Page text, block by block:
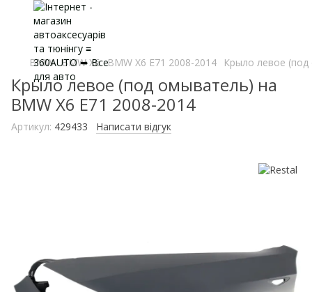
BMW BMW X6 BMW X6 E71 2008-2014 Крыло левое (под
Крыло левое (под омыватель) на
BMW X6 E71 2008-2014
Артикул: 429433 Написати відгук